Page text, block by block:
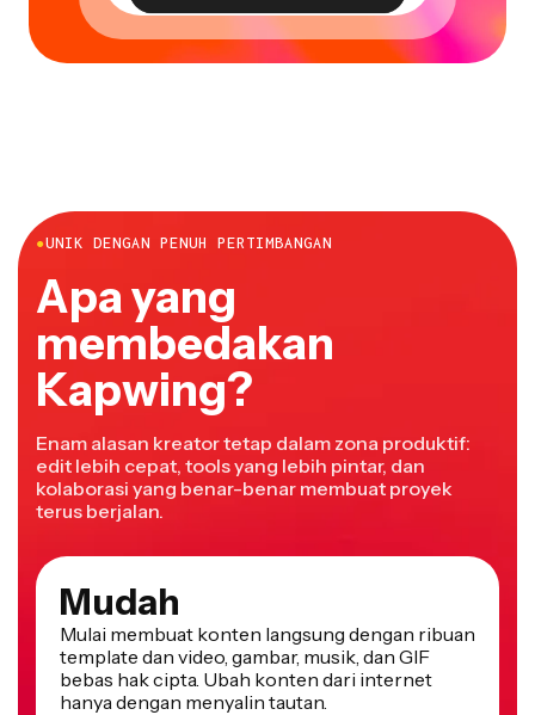
●UNIK DENGAN PENUH PERTIMBANGAN
Apa yang
membedakan
Kapwing?
Enam alasan kreator tetap dalam zona produktif:
edit lebih cepat, tools yang lebih pintar, dan
kolaborasi yang benar-benar membuat proyek
terus berjalan.
Mudah
Mulai membuat konten langsung dengan ribuan
template dan video, gambar, musik, dan GIF
bebas hak cipta. Ubah konten dari internet
hanya dengan menyalin tautan.